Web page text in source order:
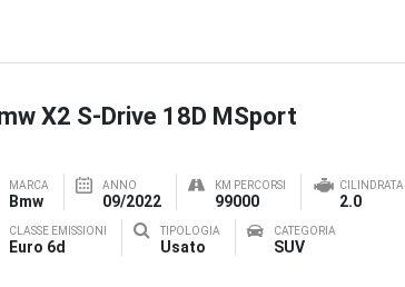
X2 S-Drive 18D MSport
MARCA
Bmw
ANNO
09/2022
KM PERCORSI
99000
CILINDRATA
2.0
CLASSE EMISSIONI
Euro 6d
TIPOLOGIA
Usato
CATEGORIA
SUV